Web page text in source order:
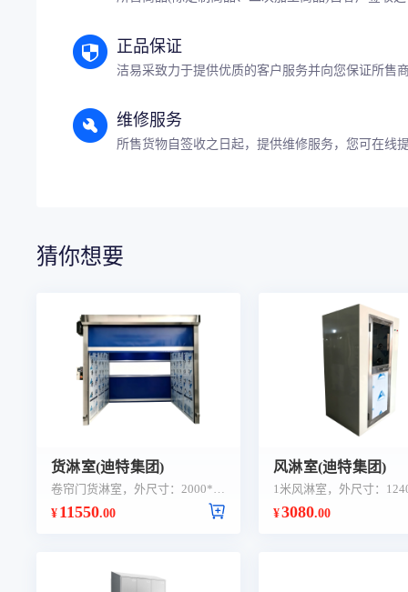
正品保证
洁易采致力于提供优质的客户服务并向您保证所售
维修服务
所售货物自签收之日起，提供维修服务，您可在线
猜你想要
货淋室(迪特集团)
卷帘门货淋室，外尺寸：2000*20
00*1990 内尺寸：1500*1860*19
¥ 11550.00
风淋室(迪特集团)
1米风淋室，外尺寸：
*2040，内尺寸：
¥3080.00